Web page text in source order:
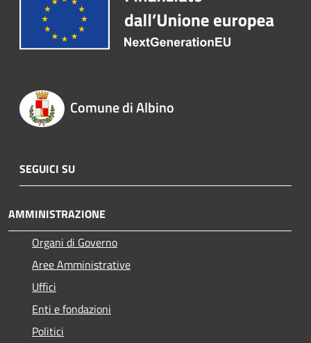
Comune di Albino
SEGUICI SU
AMMINISTRAZIONE
Organi di Governo
Aree Amministrative
Uffici
Enti e fondazioni
Politici